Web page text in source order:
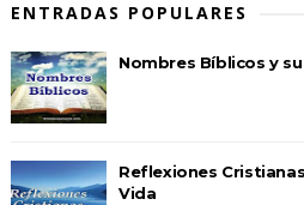
ENTRADAS POPULARES
Nombres Bíblicos y
Reflexiones
Vida